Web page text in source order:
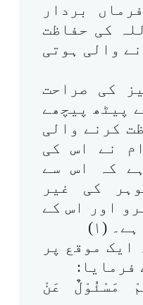
بردار
کی حفاظت
والی ہوتی
کی صراحت
پیٹھ پیچھے
کرنے والی
نے اس کی
کہ اس سے
کی غیر
اور اس کے
(۱)
ایک موقع پر
فرمایا:
مَسْئُوْلٌ عَنْ